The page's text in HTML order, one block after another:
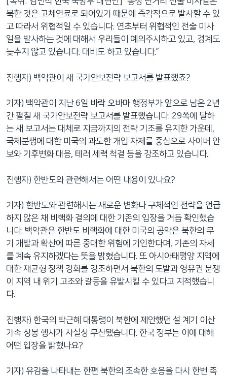
북한 것은 고체연료로 되어있기 때문에 즉각적으로 발사할 수 있
고 따라서 위협적일 수 있습니다. 연초부터 위협적인 전술 미사
일을 발사하는 것에 대해서 우리들이 예의주시하고 있고, 경계도
늦추지 않고 있습니다. 대비도 하고 있습니다.”
진행자) 백악관이 새 국가안보전략 보고서를 발표했죠?
기자) 백악관이 지난 6일 바락 오바마 행정부가 앞으로 남은 2년
간 펼칠 새 국가안보전략 보고서를 발표했습니다. 29쪽에 달하
는 새 보고서는 대체로 지금까지의 전략 기조를 유지한 가운데,
국제분쟁에 대한 미국의 과도한 개입 자제를 중심으로 사이버 안
보와 기후변화 대응, 테러 세력 척결 등을 강조하고 있습니다.
진행자) 한반도와 관련해서는 어떤 내용이 있나요?
기자) 한반도와 관련해서는 새로운 변화나 구체적인 전략을 언급
하지 않은 채 비핵화 결의에 대한 기존의 입장을 거듭 확인했습
니다. 백악관은 한반도 비핵화에 대한 미국의 공약은 북한의 무
기 개발과 확산에 따른 중대한 위험에 기인한다며, 기존의 자세
를 계속 유지하겠다는 뜻을 밝혔습니다. 또 아시아태평양 지역에
대한 재균형 정책 강화를 강조하면서 북한의 도발과 영유권 분쟁
이 지역 내 위기 고조와 갈등을 유발시킬 수 있다고 지적했습니
다.
진행자) 한국의 박근혜 대통령이 북한에 제안했던 설 계기 이산
가족 상봉 행사가 사실상 무산됐습니다. 한국 정부는 이에 대해
어떤 입장을 밝혔나요?
기자) 유감을 나타내는 한편 북한의 조속한 호응을 다시 한번 촉